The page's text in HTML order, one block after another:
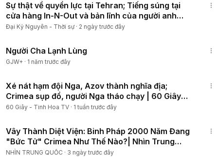
Sự thật về quyền lực tại Tehran; Tiếng súng tại
cửa hàng In-N-Out và bản lĩnh của người anh
hùng
Đại Kỷ Nguyên - Thời sự· 2 ngày trước đây
Người Cha Lạnh Lùng
GJW+ · 1 năm trước đây
Xé nát hạm đội Nga, Azov thành nghĩa địa;
Crimea sụp đổ, người Nga tháo chạy | 60 Giây
Tinh Hoa TV
60 Giây - Tinh Hoa TV · 1 tuần trước đây
Vây Thành Diệt Viện: Binh Pháp 2000 Năm Đang
"Bức Tử" Crimea Như Thế Nào?| Nhìn Trung
Quốc
NHÌN TRUNG QUỐC · 3 ngày trước đây